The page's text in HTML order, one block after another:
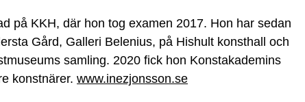
på KKH, där hon tog examen 2017. Hon har sedan
Gård, Galleri Belenius, på Hishult konsthall och
samling. 2020 fick hon Konstakademins
konstnärer. www.inezjonsson.se